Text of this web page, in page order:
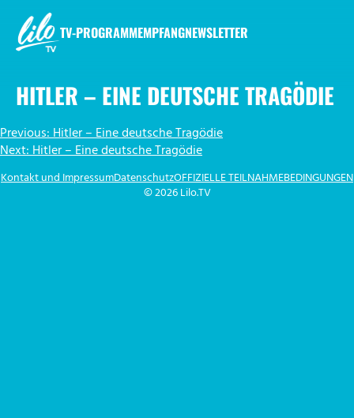
Inhalt
springen
TV-PROGRAMMEMPFANGNEWSLETTER
HITLER – EINE DEUTSCHE TRAGÖDIE
BEITRAGSNAVIGATION
Previous:Hitler – Eine deutsche Tragödie
Next:Hitler – Eine deutsche Tragödie
© 2026 Lilo.TV
Kontakt und ImpressumDatenschutzOFFIZIELLE TEILNAHMEBEDINGUNGEN